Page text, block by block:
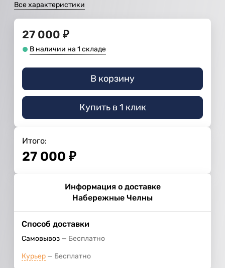
Все характеристики
27 000 ₽
В наличии на 1 складе
В корзину
Купить в 1 клик
Итого:
27 000 ₽
Информация о доставке
Набережные Челны
Способ доставки
Самовывоз Бесплатно
Курьер Бесплатно